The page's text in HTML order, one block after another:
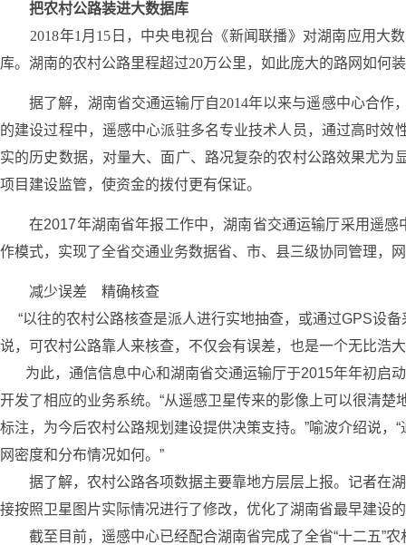
把农村公路装进大数据库
2018年1月15日，中央电视台《新闻联播》对湖南应用大
库。湖南的农村公路里程超过20万公里，如此庞大的路网如何
据了解，湖南省交通运输厅自2014年以来与遥感中心合
的建设过程中，遥感中心派驻多名专业技术人员，通过高时
实的历史数据，对量大、面广、路况复杂的农村公路效果尤
项目建设监管，使资金的拨付更有保证。
在2017年湖南省年报工作中，湖南省交通运输厅采用遥感
作模式，实现了全省交通业务数据省、市、县三级协同管理，
减少误差 精确核查
“以往的农村公路核查是派人进行实地抽查，或通过GPS设
说，可农村公路靠人来核查，不仅会有误差，也是一个无比浩
为此，通信信息中心和湖南省交通运输厅于2015年年初启
开发了相应的业务系统。“从遥感卫星传来的影像上可以很清
标注，为今后农村公路规划建设提供决策支持。”喻波介绍说
网密度和分布情况如何。”
据了解，农村公路各项数据主要靠地方层层上报。记者在湖
接按照卫星图片实际情况进行了修改，优化了湖南省最早建设
截至目前，遥感中心已经配合湖南省完成了全省“十二五”农